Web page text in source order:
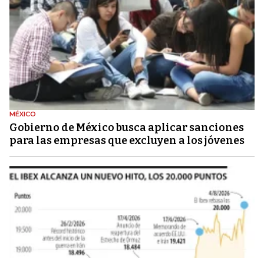
MÉXICO
Gobierno de México busca aplicar sanciones
para las empresas que excluyen a los jóvenes